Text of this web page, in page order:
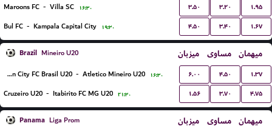
Maroons FC - Villa SC ۱۶:۳۰ ۳.۵۰ ۳.۲۰ ۱.۹۵
Bul FC - Kampala Capital City ۱۹:۳۰ ۴.۵۰ ۳.۴۰ ۱.۶۷
Brazil Mineiro U20 میزبان مساوی میهمان
Boston City FC Brasil U20 - Atletico Mineiro U20 ۱۶:۳۰ ۶.۰۰ ۴.۵۰ ۱.۳۷
Cruzeiro U20 - Itabirito FC MG U20 ۲۱:۳۰ ۱.۵۶ ۳.۷۰ ۴.۷۵
Panama Liga Prom میزبان مساوی میهمان